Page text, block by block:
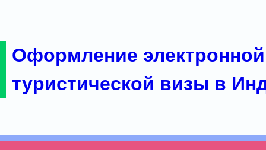
Оформление электронной
туристической визы в